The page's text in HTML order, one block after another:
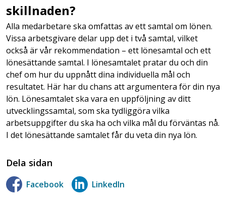
skillnaden?
Alla medarbetare ska omfattas av ett samtal om lönen.
Vissa arbetsgivare delar upp det i två samtal, vilket
också är vår rekommendation – ett lönesamtal och ett
lönesättande samtal. I lönesamtalet pratar du och din
chef om hur du uppnått dina individuella mål och
resultatet. Här har du chans att argumentera för din nya
lön. Lönesamtalet ska vara en uppföljning av ditt
utvecklingssamtal, som ska tydliggöra vilka
arbetsuppgifter du ska ha och vilka mål du förväntas nå.
I det lönesättande samtalet får du veta din nya lön.
Dela sidan
Facebook LinkedIn